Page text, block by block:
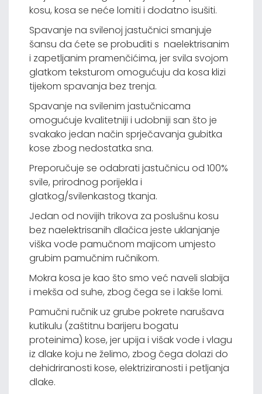
kosu, kosa se neće lomiti i dodatno isušiti.
Spavanje na svilenoj jastučnici smanjuje
šansu da ćete se probuditi s naelektrisanim
i zapetljanim pramenčićima, jer svila svojom
glatkom teksturom omogućuju da kosa klizi
tijekom spavanja bez trenja.
Spavanje na svilenim jastučnicama
omogućuje kvalitetniji i udobniji san što je
svakako jedan način sprječavanja gubitka
kose zbog nedostatka sna.
Preporučuje se odabrati jastučnicu od 100%
svile, prirodnog porijekla i
glatkog/svilenkastog tkanja.
Jedan od novijih trikova za poslušnu kosu
bez naelektrisanih dlačica jeste uklanjanje
viška vode pamučnom majicom umjesto
grubim pamučnim ručnikom.
Mokra kosa je kao što smo već naveli slabija
i mekša od suhe, zbog čega se i lakše lomi.
Pamučni ručnik uz grube pokrete narušava
kutikulu (zaštitnu barijeru bogatu
proteinima) kose, jer upija i višak vode i vlagu
iz dlake koju ne želimo, zbog čega dolazi do
dehidriranosti kose, elektriziranosti i petljanja
dlake.